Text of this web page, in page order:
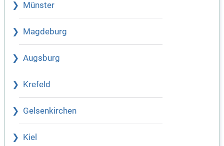
Münster
Magdeburg
Augsburg
Krefeld
Gelsenkirchen
Kiel